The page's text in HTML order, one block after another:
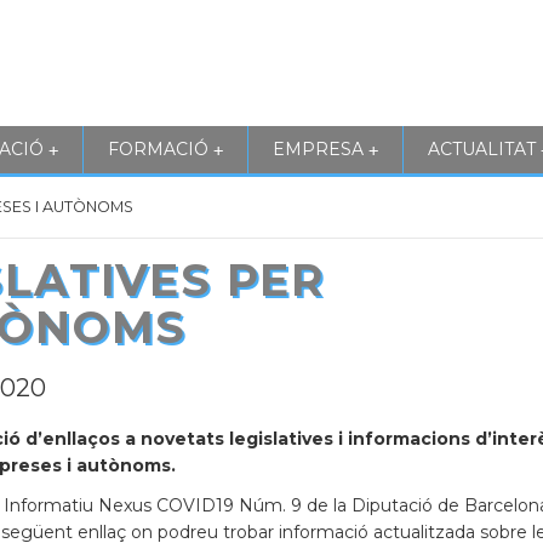
+ +
FORMACIÓ +
EMPRESA ACTUALITAT
I AUTÒNOMS
PER
d’enllaços a novetats legislatives i informacions
i autònoms.
Nexus COVID19 Núm. 9 de la Diputació de
enllaç on podreu trobar informació actualitzada sobre